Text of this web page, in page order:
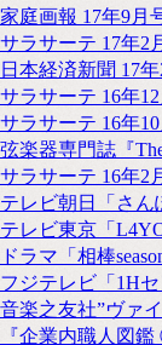
家庭画報 17年9月
サラサーテ 17年2
日本経済新聞 17
サラサーテ 16年
サラサーテ 16年
弦楽器専門誌『
サラサーテ 16年2
テレビ朝日「さん
テレビ東京「
ドラマ「相棒
フジテレビ「1H
音楽之友社”ヴァ
『企業内職人図